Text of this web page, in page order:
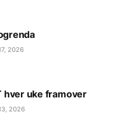
2026
hver uke framover
2026